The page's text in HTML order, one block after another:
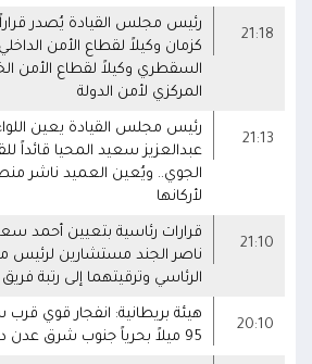
21:18
رئيس مجلس القيادة يُصدر
كزمان وكيلاً لقطاع الأمن
السقطري وكيلاً لقطاع الأمن
المركزي لأمن الدولة
21:13
رئيس مجلس القيادة يعين
عبدالعزيز سعيد المحيا قائداً
الجوي.. ويُعين العميد ناشر
لأركانها
21:10
قرارات رئاسية بتعيين أحمد
ناصر الجند مستشارين لرئيس
الرئاسي وترقيتهما إلى رتبة فريق
20:10
هيئة بريطانية: انفجار قوي
95 ميلاً بحرياً جنوب شرق عدن دون إصابات